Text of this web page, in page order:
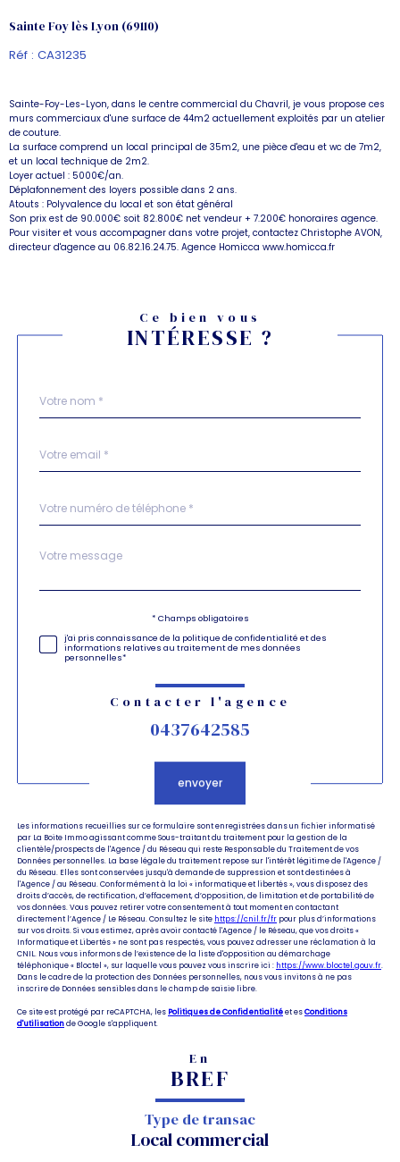
Sainte Foy lès Lyon (69110)
Réf : CA31235
Sainte-Foy-Les-Lyon, dans le centre commercial du Chavril, je vous propose ces
murs commerciaux d'une surface de 44m2 actuellement exploités par un atelier
de couture.
La surface comprend un local principal de 35m2, une pièce d'eau et wc de 7m2,
et un local technique de 2m2.
Loyer actuel : 5000€/an.
Déplafonnement des loyers possible dans 2 ans.
Atouts : Polyvalence du local et son état général
Son prix est de 90.000€ soit 82.800€ net vendeur + 7.200€ honoraires agence.
Pour visiter et vous accompagner dans votre projet, contactez Christophe AVON,
directeur d'agence au 06.82.16.24.75. Agence Homicca www.homicca.fr
Ce bien vous
INTÉRESSE ?
par
*
*
*
Fieldset
Message
*
* Champs obligatoires
j'ai pris connaissance de la politique de confidentialité et des
informations relatives au traitement de mes données
personnelles*
Contacter l'agence
0437642585
envoyer
Les informations recueillies sur ce formulaire sont enregistrées dans un fichier informatisé
par La Boite Immo agissant comme Sous-traitant du traitement pour la gestion de la
clientèle/prospects de l'Agence / du Réseau qui reste Responsable du Traitement de vos
Données personnelles. La base légale du traitement repose sur l'intérêt légitime de l'Agence /
du Réseau. Elles sont conservées jusqu'à demande de suppression et sont destinées à
l'Agence / au Réseau. Conformément à la loi « informatique et libertés », vous disposez des
droits d’accès, de rectification, d’effacement, d’opposition, de limitation et de portabilité de
vos données. Vous pouvez retirer votre consentement à tout moment en contactant
directement l’Agence / Le Réseau. Consultez le site https://cnil.fr/fr pour plus d’informations
sur vos droits. Si vous estimez, après avoir contacté l'Agence / le Réseau, que vos droits «
Informatique et Libertés » ne sont pas respectés, vous pouvez adresser une réclamation à la
CNIL. Nous vous informons de l’existence de la liste d'opposition au démarchage
téléphonique « Bloctel », sur laquelle vous pouvez vous inscrire ici : https://www.bloctel.gouv.fr.
Dans le cadre de la protection des Données personnelles, nous vous invitons à ne pas
inscrire de Données sensibles dans le champ de saisie libre.
Ce site est protégé par reCAPTCHA, les Politiques de Confidentialitéet esConditions
d'utilisationde Google s'appliquent.
En
BREF
Type de transac
Local commercial